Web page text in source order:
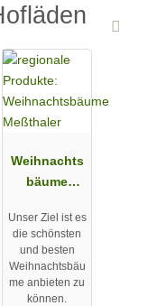
Weihnachts
bäume
Unser Ziel ist es
die schönsten
und besten
Weihnachtsbäu
me anbieten zu
können.